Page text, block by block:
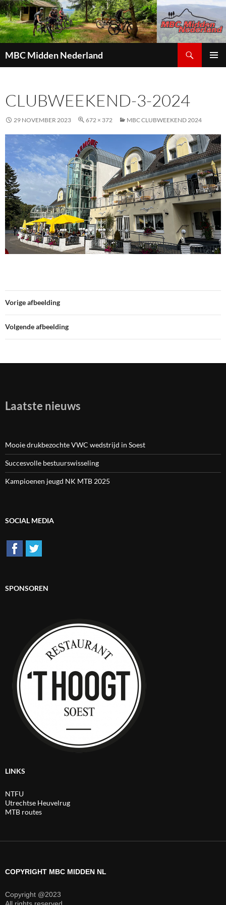
MBC Midden Nederland
INHOUD
CLUBWEEKEND-3-2024
29 NOVEMBER 2023 672 × 372 MBC CLUBWEEKEND 2024
Vorige afbeelding
Volgende afbeelding
Laatste nieuws
Mooie drukbezochte VWC wedstrijd in Soest
Succesvolle bestuurswisseling
Kampioenen jeugd NK MTB 2025
SOCIAL MEDIA
SPONSOREN
LINKS
NTFU
Utrechtse Heuvelrug
MTB routes
COPYRIGHT MBC MIDDEN NL
Copyright @2023